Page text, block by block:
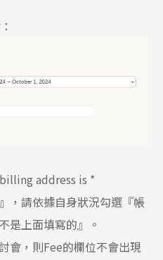
address is *
，請依據自身狀況勾選『帳
是上面填寫的』。
會，則Fee的欄位不會出現